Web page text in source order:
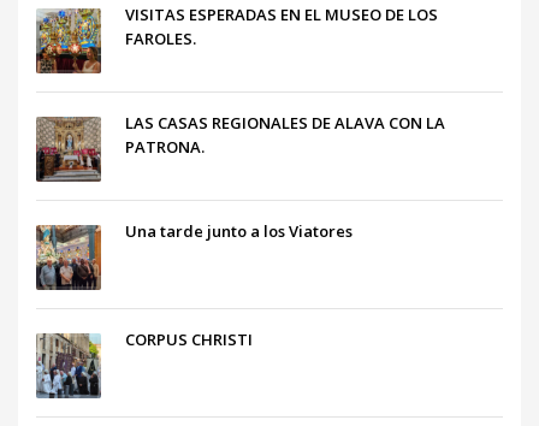
VISITAS ESPERADAS EN EL MUSEO DE LOS
FAROLES.
LAS CASAS REGIONALES DE ALAVA CON LA
PATRONA.
Una tarde junto a los Viatores
CORPUS CHRISTI